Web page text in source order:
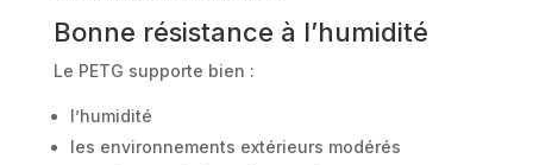
Bonne résistance à l’humidité
Le PETG supporte bien :
l’humidité
les environnements extérieurs modérés